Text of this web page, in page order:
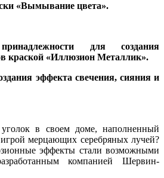
«Вымывание цвета».
для создания
краской «Иллюзион Металлик».
эффекта свечения, сияния и
в своем доме, наполненный
мерцающих серебряных лучей?
эффекты стали возможными
компанией Шервин-